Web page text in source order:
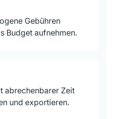
Gebühren
Budget aufnehmen.
abrechenbarer Zeit
und exportieren.